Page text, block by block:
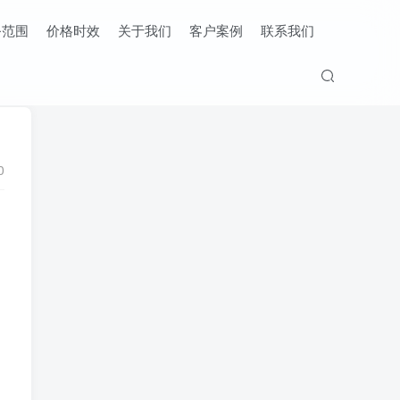
围 价格时效 关于我们 客户案例 联系我们